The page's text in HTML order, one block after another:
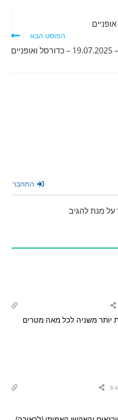
הפוסט הבא
התחבר
מנת להגיב
יותר משניה לכל מאה מטרים